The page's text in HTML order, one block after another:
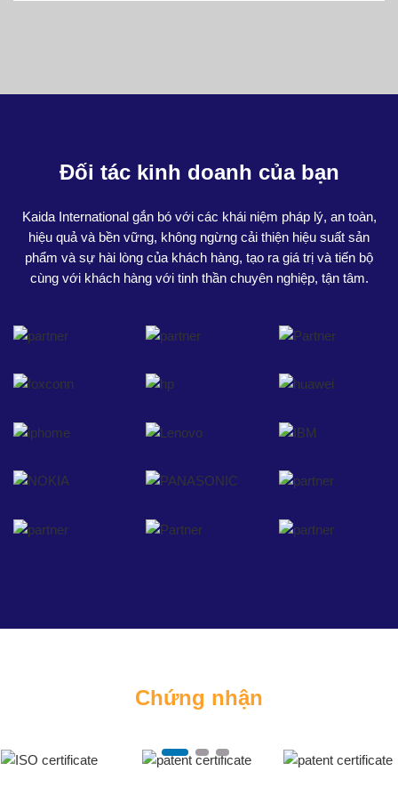
Đối tác kinh doanh của bạn
Kaida International gắn bó với các khái niệm pháp lý, an toàn,
hiệu quả và bền vững, không ngừng cải thiện hiệu suất sản
phẩm và sự hài lòng của khách hàng, tạo ra giá trị và tiến bộ
cùng với khách hàng với tinh thần chuyên nghiệp, tận tâm.
Chứng nhận